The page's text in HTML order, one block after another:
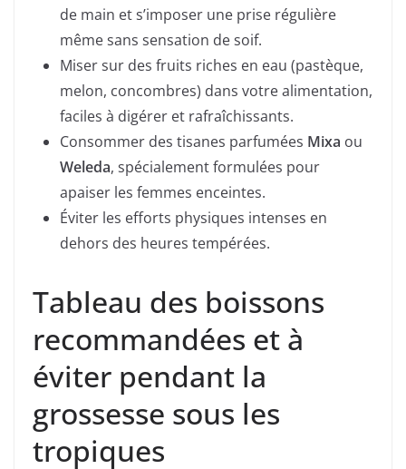
de main et s’imposer une prise régulière
même sans sensation de soif.
Miser sur des fruits riches en eau (pastèque,
melon, concombres) dans votre alimentation,
faciles à digérer et rafraîchissants.
Consommer des tisanes parfumées Mixa ou
Weleda, spécialement formulées pour
apaiser les femmes enceintes.
Éviter les efforts physiques intenses en
dehors des heures tempérées.
Tableau des boissons
recommandées et à
éviter pendant la
grossesse sous les
tropiques